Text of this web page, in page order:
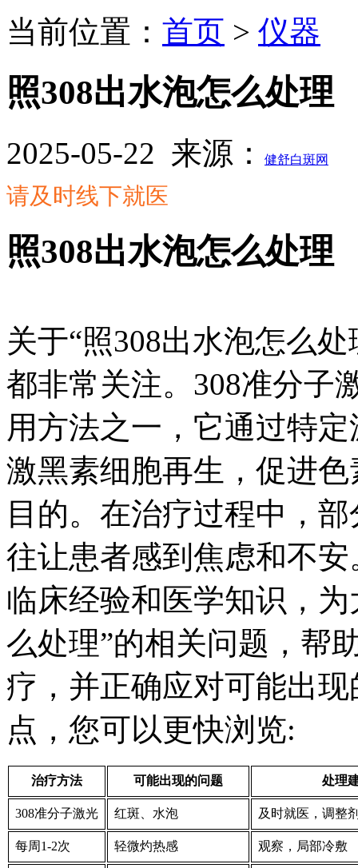
当前位置： 首页 > 仪器
照308出水泡怎么处理
2025-05-22 来源： 健舒白斑网
请及时线下就医
照308出水泡怎么处理
关于“照308出水泡怎么
都非常关注。308准分子
用方法之一，它通过特
激黑素细胞再生，促进
目的。在治疗过程中，
往让患者感到焦虑和不
临床经验和医学知识，
么处理”的相关问题，帮
疗，并正确应对可能出
点，您可以更快浏览:
治疗方法 可能出现的问题 处理
308准分子激光 红斑、水泡 及时就医，调整
每周1-2次 轻微灼热感 观察，局部冷敷